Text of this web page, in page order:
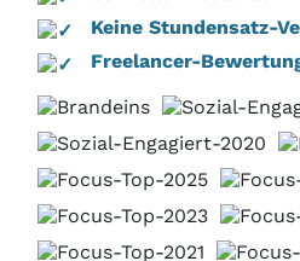
Keine Stundensatz-
Freelancer-